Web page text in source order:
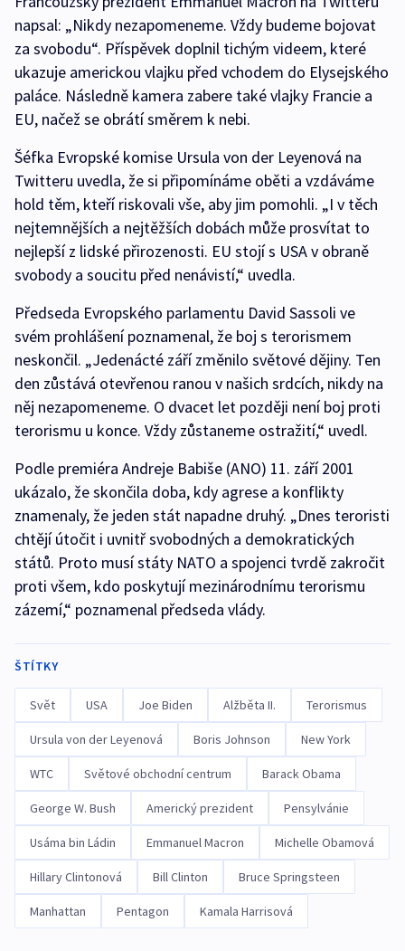
napsal: „Nikdy nezapomeneme. Vždy budeme bojovat
za svobodu“. Příspěvek doplnil tichým videem, které
ukazuje americkou vlajku před vchodem do Elysejského
paláce. Následně kamera zabere také vlajky Francie a
EU, načež se obrátí směrem k nebi.
Šéfka Evropské komise Ursula von der Leyenová na
Twitteru uvedla, že si připomínáme oběti a vzdáváme
hold těm, kteří riskovali vše, aby jim pomohli. „I v těch
nejtemnějších a nejtěžších dobách může prosvítat to
nejlepší z lidské přirozenosti. EU stojí s USA v obraně
svobody a soucitu před nenávistí,“ uvedla.
Předseda Evropského parlamentu David Sassoli ve
svém prohlášení poznamenal, že boj s terorismem
neskončil. „Jedenácté září změnilo světové dějiny. Ten
den zůstává otevřenou ranou v našich srdcích, nikdy na
něj nezapomeneme. O dvacet let později není boj proti
terorismu u konce. Vždy zůstaneme ostražití,“ uvedl.
Podle premiéra Andreje Babiše (ANO) 11. září 2001
ukázalo, že skončila doba, kdy agrese a konflikty
znamenaly, že jeden stát napadne druhý. „Dnes teroristi
chtějí útočit i uvnitř svobodných a demokratických
států. Proto musí státy NATO a spojenci tvrdě zakročit
proti všem, kdo poskytují mezinárodnímu terorismu
zázemí,“ poznamenal předseda vlády.
ŠTÍTKY
Svět USA Joe Biden Alžběta II. Terorismus
Ursula von der Leyenová Boris Johnson New York
WTC Světové obchodní centrum Barack Obama
George W. Bush Americký prezident Pensylvánie
Usáma bin Ládin Emmanuel Macron Michelle Obamová
Hillary Clintonová Bill Clinton Bruce Springsteen
Manhattan Pentagon Kamala Harrisová